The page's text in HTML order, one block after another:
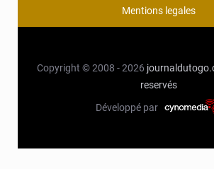
Mentions legales
Copyright © 2008 - 2026
reservés
Développé par